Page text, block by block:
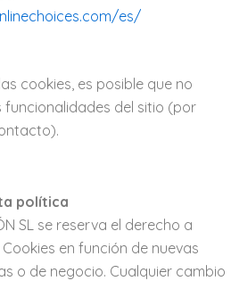
es/
cookies, es posible que no
del sitio (por
política
SL se reserva el derecho a
en función de nuevas
o de negocio. Cualquier cambio